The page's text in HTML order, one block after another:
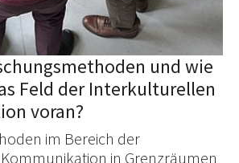
und wie
Feld der Interkulturellen
voran?
im Bereich der
in Grenzräumen